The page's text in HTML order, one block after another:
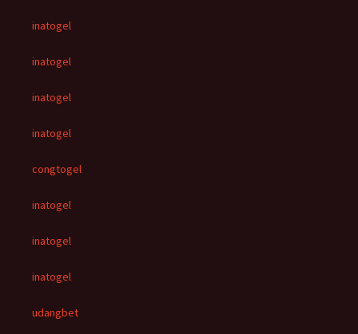
inatogel
inatogel
inatogel
inatogel
congtogel
inatogel
inatogel
inatogel
udangbet